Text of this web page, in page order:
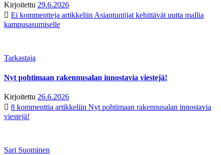
Kirjoitettu 29.6.2026
Ei kommentteja artikkeliin Asiantuntijat kehittävät uutta mallia
kampusasumiselle
Tarkastaja
Nyt pohtimaan rakennusalan innostavia viestejä!
Kirjoitettu 26.6.2026
8 kommenttia artikkeliin Nyt pohtimaan rakennusalan innostavia
viestejä!
Sari Suominen